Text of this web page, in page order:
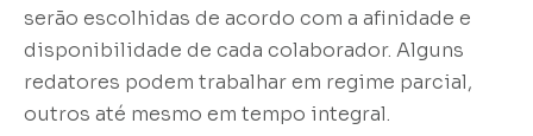
serão escolhidas de acordo com a afinidade e
disponibilidade de cada colaborador. Alguns
redatores podem trabalhar em regime parcial,
outros até mesmo em tempo integral.